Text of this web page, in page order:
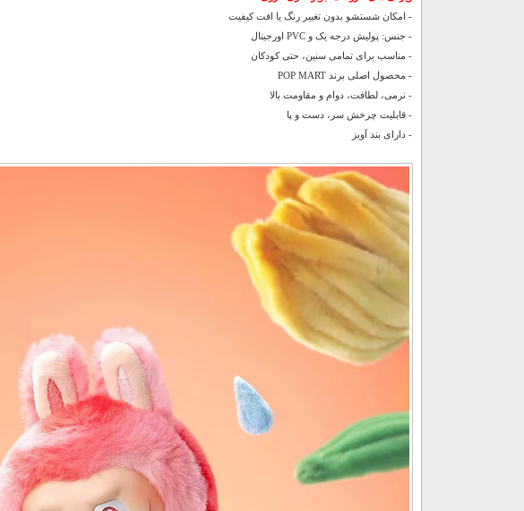
- امکان شستشو بدون تغییر رنگ یا افت کیفیت
- جنس: پولیش درجه یک و PVC اورجینال
- مناسب برای تمامی سنین، حتی کودکان
- محصول اصلی برند POP MART
- نرمی، لطافت، دوام و مقاومت بالا
- قابلیت چرخش سر، دست و پا
- دارای بند آویز